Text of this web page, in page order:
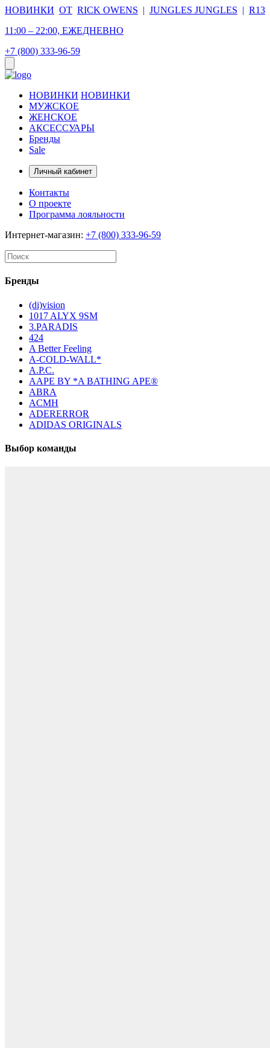
НОВИНКИ ОТ RICK OWENS | JUNGLES JUNGLES | R13
11:00 – 22:00, ЕЖЕДНЕВНО
+7 (800) 333-96-59
НОВИНКИ НОВИНКИ
МУЖСКОЕ
ЖЕНСКОЕ
АКСЕССУАРЫ
Бренды
Sale
Личный кабинет
Контакты
О проекте
Программа лояльности
Интернет-магазин: +7 (800) 333-96-59
Бренды
(di)vision
1017 ALYX 9SM
3.PARADIS
424
A Better Feeling
A-COLD-WALL*
A.P.C.
AAPE BY *A BATHING APE®
ABRA
ACMH
ADERERROR
ADIDAS ORIGINALS
Выбор команды